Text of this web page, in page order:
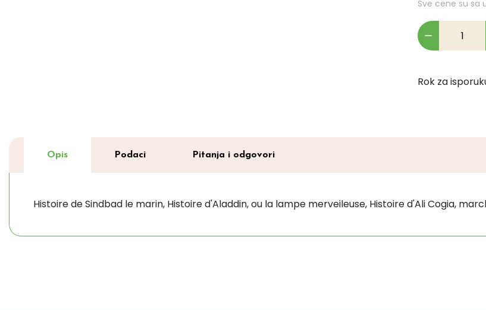
Sve cene su sa
Rok za
Opis Podaci Pitanja i odgovori
Histoire de Sindbad le marin, Histoire d'Aladdin, ou la lampe merveileuse, Histoire d'Ali Cogia,